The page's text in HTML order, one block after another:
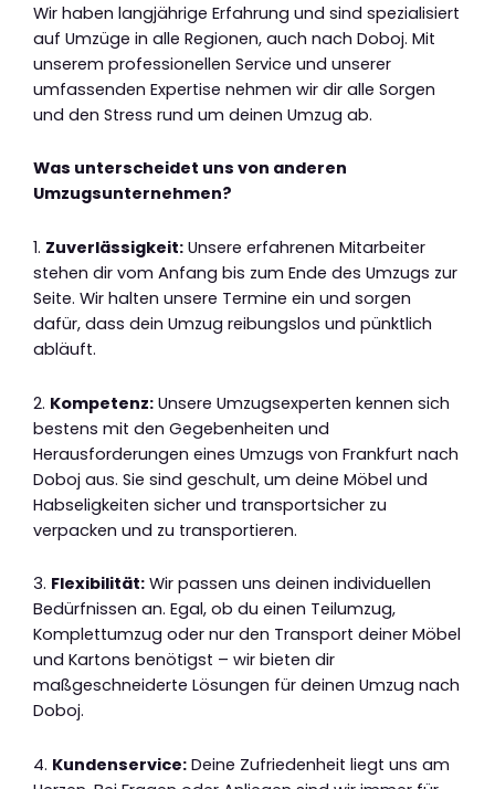
Wir haben langjährige Erfahrung und sind spezialisiert
auf Umzüge in alle Regionen, auch nach Doboj. Mit
unserem professionellen Service und unserer
umfassenden Expertise nehmen wir dir alle Sorgen
und den Stress rund um deinen Umzug ab.
Was unterscheidet uns von anderen
Umzugsunternehmen?
1. Zuverlässigkeit: Unsere erfahrenen Mitarbeiter
stehen dir vom Anfang bis zum Ende des Umzugs zur
Seite. Wir halten unsere Termine ein und sorgen
dafür, dass dein Umzug reibungslos und pünktlich
abläuft.
2. Kompetenz: Unsere Umzugsexperten kennen sich
bestens mit den Gegebenheiten und
Herausforderungen eines Umzugs von Frankfurt nach
Doboj aus. Sie sind geschult, um deine Möbel und
Habseligkeiten sicher und transportsicher zu
verpacken und zu transportieren.
3. Flexibilität: Wir passen uns deinen individuellen
Bedürfnissen an. Egal, ob du einen Teilumzug,
Komplettumzug oder nur den Transport deiner Möbel
und Kartons benötigst – wir bieten dir
maßgeschneiderte Lösungen für deinen Umzug nach
Doboj.
4. Kundenservice: Deine Zufriedenheit liegt uns am